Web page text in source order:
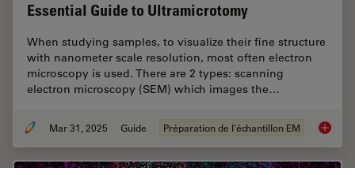
Essential Guide to Ultramicrotomy
When studying samples, to visualize their fine structure
with nanometer scale resolution, most often electron
microscopy is used. There are 2 types: scanning
electron microscopy (SEM) which images the…
Mar 31, 2025 Guide Préparation de l'échantillon EM